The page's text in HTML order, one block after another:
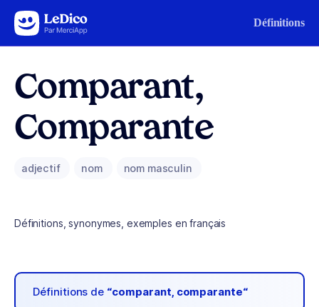
Aller au contenu Définitions
Comparant,
Comparante
adjectif nom nom masculin
Définitions, synonymes, exemples en français
Définitions de “comparant, comparante“